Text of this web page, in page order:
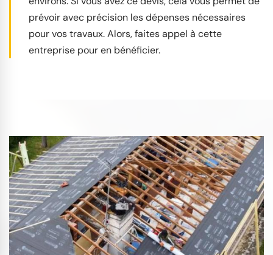
prévoir avec précision les dépenses nécessaires
pour vos travaux. Alors, faites appel à cette
entreprise pour en bénéficier.